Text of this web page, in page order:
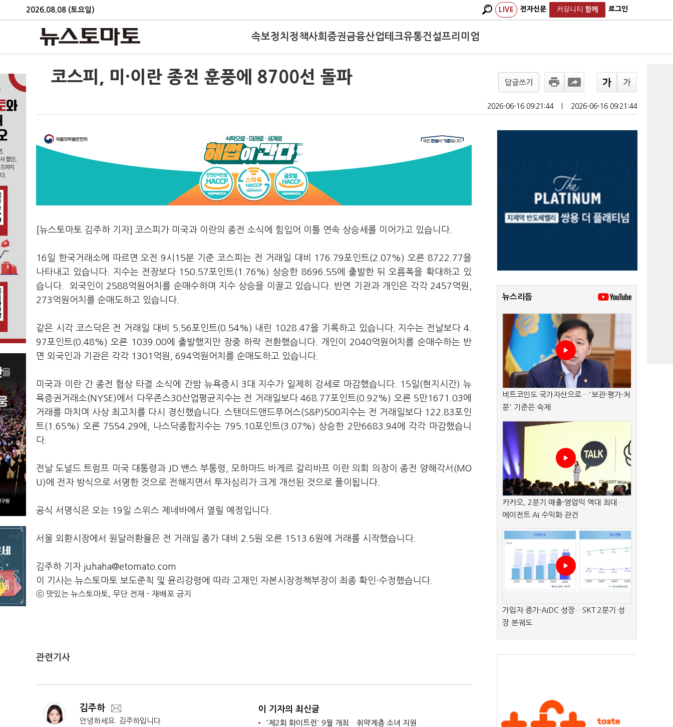
2026.08.08 (토요일) LIVE 전자신문 커뮤니티 함께 로그인
속보정치 정책사회 증권금융산업테크유통건설프리미엄
코스피, 미·이란 종전 훈풍에 8700선 돌파 답글쓰기
2026-06-16 09:21:44 2026-06-16 09:21:44
[뉴스토마토 김주하 기자] 코스피가 미국과 이란의 종전 소식에 힘입어 이틀 연속 상승세를 이어가고 있습니다.
16일 한국거래소에 따르면 오전 9시15분 기준 코스피는 전 거래일 대비 176.79포인트(2.07%) 오른 8722.77을
나타내고 있습니다. 지수는 전장보다 150.57포인트(1.76%) 상승한 8696.55에 출발한 뒤 오름폭을 확대하고 있
습니다. 외국인이 2588억원어치를 순매수하며 지수 상승을 이끌고 있습니다. 반면 기관과 개인은 각각 2457억원,
273억원어치를 순매도하고 있습니다.
같은 시각 코스닥은 전 거래일 대비 5.56포인트(0.54%) 내린 1028.47을 기록하고 있습니다. 지수는 전날보다 4.
97포인트(0.48%) 오른 1039.00에 출발했지만 장중 하락 전환했습니다. 개인이 2040억원어치를 순매수하는 반
면 외국인과 기관은 각각 1301억원, 694억원어치를 순매도하고 있습니다.
미국과 이란 간 종전 협상 타결 소식에 간밤 뉴욕증시 3대 지수가 일제히 강세로 마감했습니다. 15일(현지시간) 뉴
욕증권거래소(NYSE)에서 다우존스30산업평균지수는 전 거래일보다 468.77포인트(0.92%) 오른 5만1671.03에
거래를 마치며 사상 최고치를 다시 경신했습니다. 스탠더드앤드푸어스(S&P)500지수는 전 거래일보다 122.83포인
트(1.65%) 오른 7554.29에, 나스닥종합지수는 795.10포인트(3.07%) 상승한 2만6683.94에 각각 마감했습니
다.
전날 도널드 트럼프 미국 대통령과 JD 밴스 부통령, 모하마드 바게르 갈리바프 이란 의회 의장이 종전 양해각서(MO
U)에 전자 방식으로 서명한 것으로 전해지면서 투자심리가 크게 개선된 것으로 풀이됩니다.
공식 서명식은 오는 19일 스위스 제네바에서 열릴 예정입니다.
서울 외환시장에서 원달러환율은 전 거래일 종가 대비 2.5원 오른 1513.6원에 거래를 시작했습니다.
김주하 기자 juhaha@etomato.com
이 기사는 뉴스토마토 보도준칙 및 윤리강령에 따라 고재인 자본시장정책부장이 최종 확인·수정했습니다.
ⓒ 맛있는 뉴스토마토, 무단 전재 - 재배포 금지
관련기사
김주하
안녕하세요. 김주하입니다.
이 기자의 최신글
'제2회 화이트런' 9월 개최…취약계층 소녀 지원
뉴스리듬
비트코인도 국가자산으로…'보관·평가·처
분' 기준은 숙제
카카오, 2분기 매출·영업익 역대 최대…
에이전트 AI 수익화 관건
가입자 증가·AIDC 성장…SKT 2분기 성
장 본궤도